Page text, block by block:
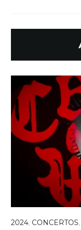
2024, CONCERTOS,